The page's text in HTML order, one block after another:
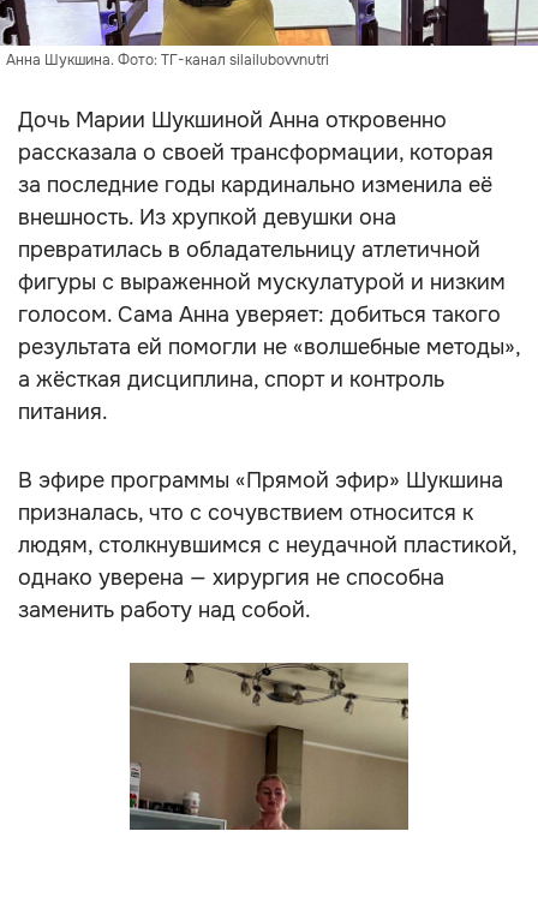
Анна Шукшина. Фото: ТГ-канал silailubovvnutri
Дочь Марии Шукшиной Анна откровенно
рассказала о своей трансформации, которая
за последние годы кардинально изменила её
внешность. Из хрупкой девушки она
превратилась в обладательницу атлетичной
фигуры с выраженной мускулатурой и низким
голосом. Сама Анна уверяет: добиться такого
результата ей помогли не «волшебные методы»,
а жёсткая дисциплина, спорт и контроль
питания.
В эфире программы «Прямой эфир» Шукшина
призналась, что с сочувствием относится к
людям, столкнувшимся с неудачной пластикой,
однако уверена — хирургия не способна
заменить работу над собой.